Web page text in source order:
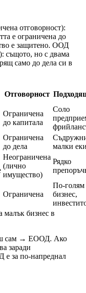
отговорност):
е ограничена до
е защитено. ООД
същото, но с двама
само до дела си в
Отговорност
Ограничена
до капитала
Соло
Ограничена
до дела
малки
Неограничена
(лично
имущество)
Рядко
Ограничена
По-голям
бизнес,
малък бизнес в
сам → ЕООД. Ако
заради
е за по-напреднал